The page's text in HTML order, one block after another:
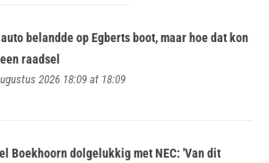
belandde op Egberts boot, maar hoe dat kon
raadsel
2026 18:09 at 18:09
Boekhoorn dolgelukkig met NEC: 'Van dit